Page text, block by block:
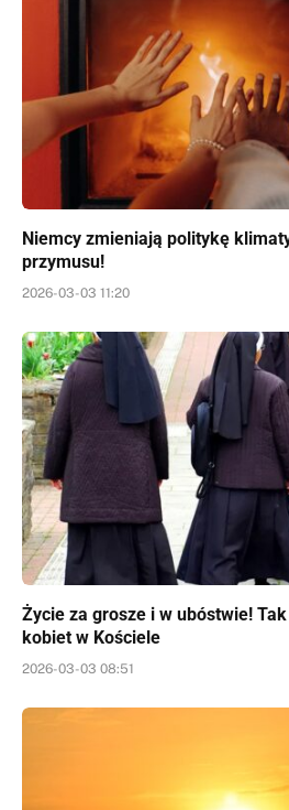
Niemcy zmieniają politykę
przymusu!
2026-03-03 11:20
Życie za grosze i w ubóstwie!
kobiet w Kościele
2026-03-03 08:51